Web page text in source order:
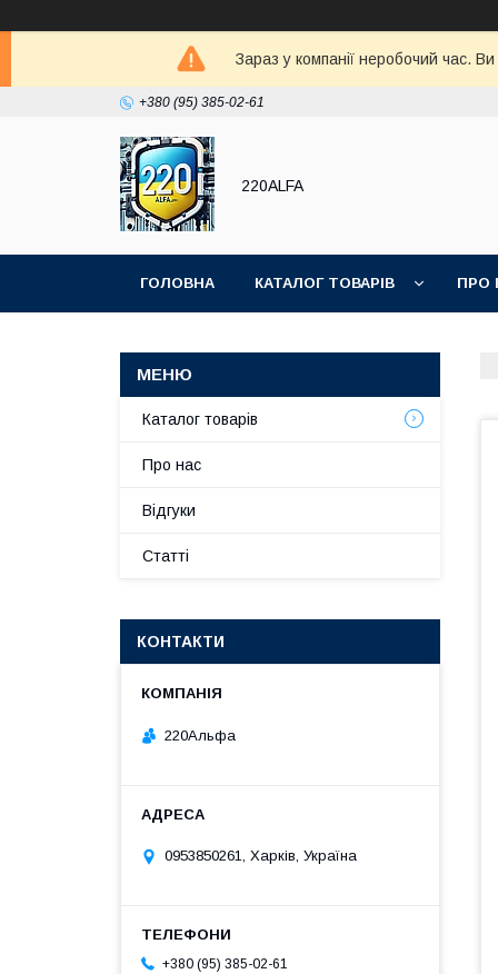
Зараз у компанії неробочий час.
+380 (95) 385-02-61
220ALFA
ГОЛОВНА КАТАЛОГ ТОВАРІВ ПРО
Каталог товарів
Про нас
Відгуки
Статті
КОНТАКТИ
220Альфа
0953850261, Харків, Україна
+380 (95) 385-02-61